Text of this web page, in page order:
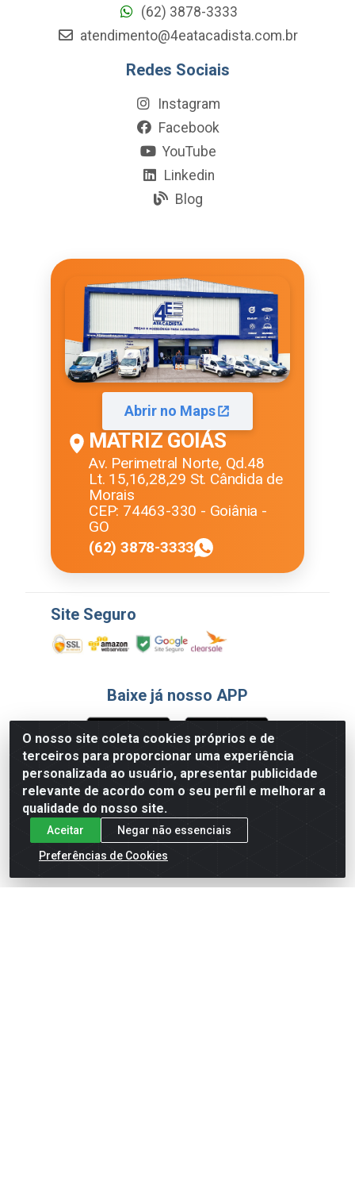
O nosso site coleta cookies próprios e de
terceiros para proporcionar uma experiência
personalizada ao usuário, apresentar publicidade
relevante de acordo com o seu perfil e melhorar a
qualidade do nosso site.
Aceitar
Negar não essenciais
Preferências de Cookies
(62) 3878-3333
atendimento@4eatacadista.com.br
Redes Sociais
Instagram
Facebook
YouTube
Linkedin
Blog
Abrir no Maps
MATRIZ GOIÁS
Av. Perimetral Norte, Qd.48
Lt. 15,16,28,29 St. Cândida de
Morais
CEP: 74463-330 - Goiânia -
GO
(62) 3878-3333
Site Seguro
Baixe já nosso APP
Formas de Pagamento